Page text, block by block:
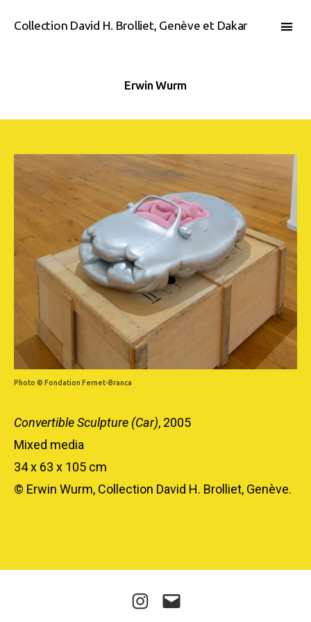
Collection David H. Brolliet, Genève et Dakar
Erwin Wurm
Photo © Fondation Fernet-Branca
Convertible Sculpture (Car), 2005
Mixed media
34 x 63 x 105 cm
© Erwin Wurm, Collection David H. Brolliet, Genève.
Instagram
E-